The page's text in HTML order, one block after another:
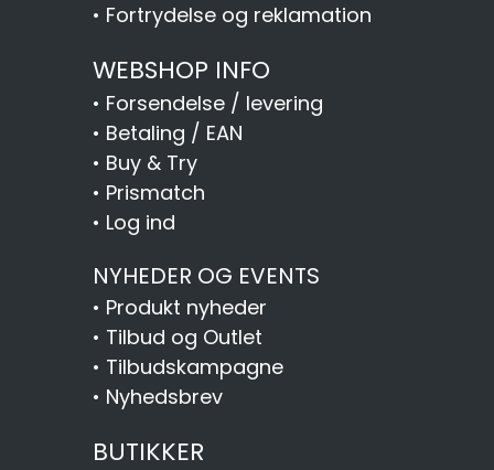
• Fortrydelse og reklamation
WEBSHOP INFO
• Forsendelse / levering
• Betaling / EAN
• Buy & Try
• Prismatch
• Log ind
NYHEDER OG EVENTS
• Produkt nyheder
• Tilbud og Outlet
• Tilbudskampagne
• Nyhedsbrev
BUTIKKER